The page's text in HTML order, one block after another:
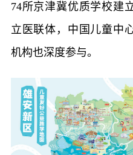
74所京津冀优质学校建
立医联体，中国儿童中
机构也深度参与。